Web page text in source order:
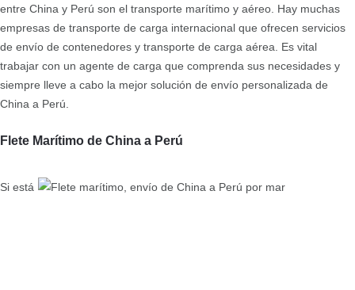
entre China y Perú son el transporte marítimo y aéreo. Hay muchas
empresas de transporte de carga internacional que ofrecen servicios
de envío de contenedores y transporte de carga aérea. Es vital
trabajar con un agente de carga que comprenda sus necesidades y
siempre lleve a cabo la mejor solución de envío personalizada de
China a Perú.
Flete Marítimo de China a Perú
Si está